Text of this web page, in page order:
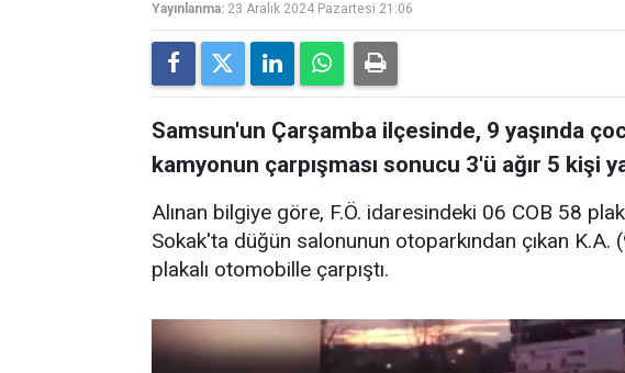
Yayınlanma: 23 Aralık 2024 Pazartesi 21:06
Samsun'un Çarşamba ilçesinde, 9 yaşında
kamyonun çarpışması sonucu 3'ü ağır 5 kişi
Alınan bilgiye göre, F.Ö. idaresindeki 06 COB 58
Sokak'ta düğün salonunun otoparkından çıkan
plakalı otomobille çarpıştı.